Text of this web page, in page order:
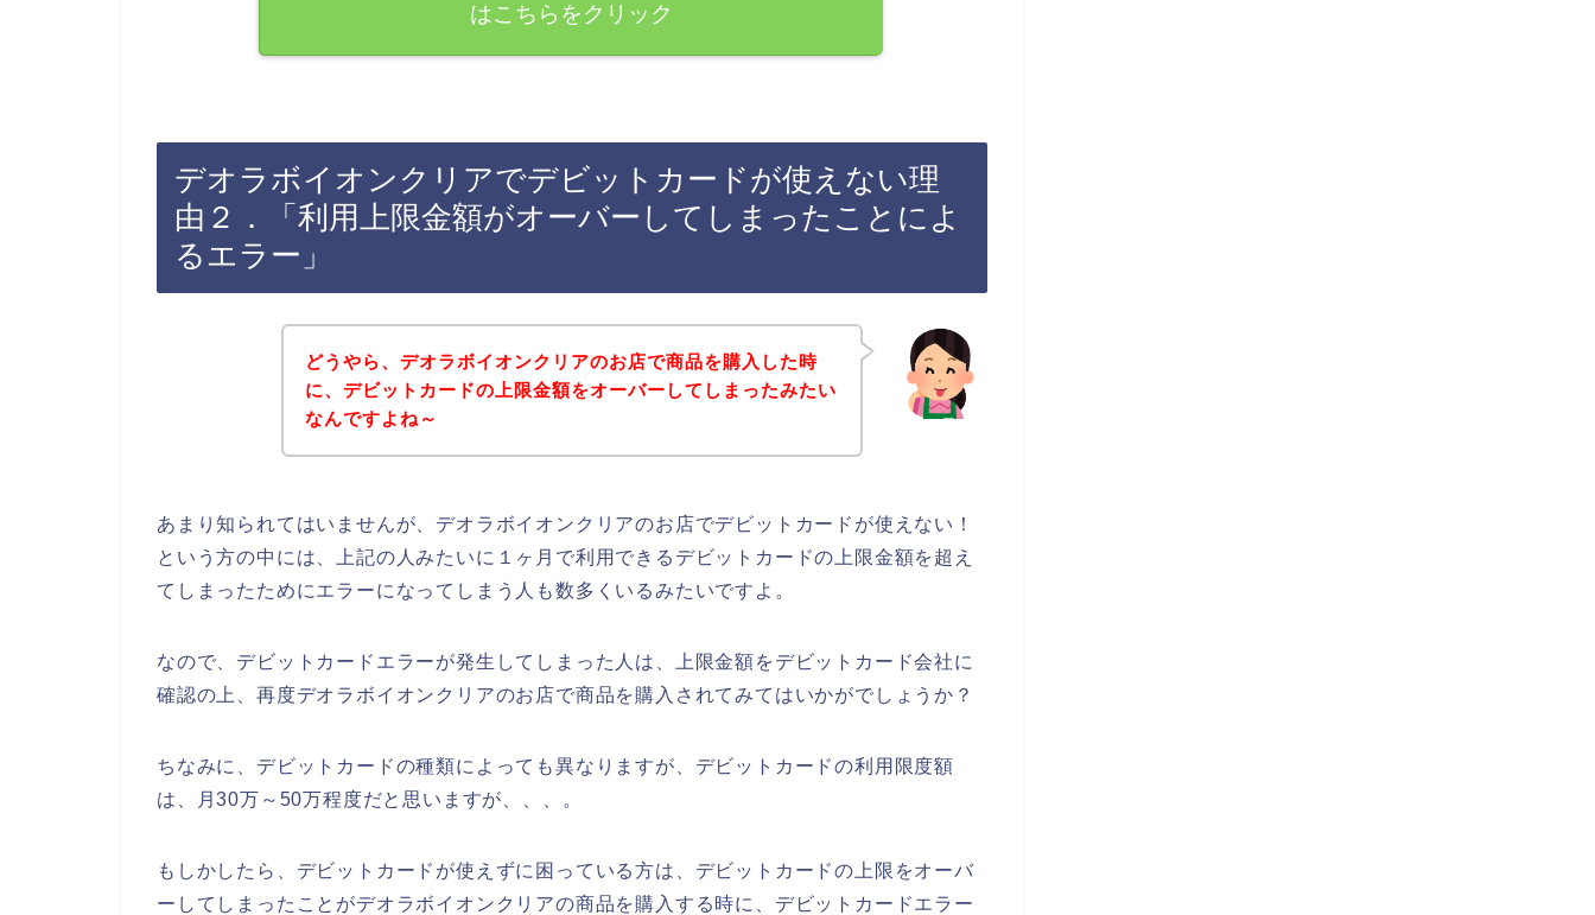
はこちらをクリック
デオラボイオンクリアでデビットカードが使えない理
由２．「利用上限金額がオーバーしてしまったことによ
るエラー」
どうやら、デオラボイオンクリアのお店で商品を購入した時
に、デビットカードの上限金額をオーバーしてしまったみたい
なんですよね～
あまり知られてはいませんが、デオラボイオンクリアのお店でデビットカードが使えない！
という方の中には、上記の人みたいに１ヶ月で利用できるデビットカードの上限金額を超え
てしまったためにエラーになってしまう人も数多くいるみたいですよ。
なので、デビットカードエラーが発生してしまった人は、上限金額をデビットカード会社に
確認の上、再度デオラボイオンクリアのお店で商品を購入されてみてはいかがでしょうか？
ちなみに、デビットカードの種類によっても異なりますが、デビットカードの利用限度額
は、月30万～50万程度だと思いますが、、、。
もしかしたら、デビットカードが使えずに困っている方は、デビットカードの上限をオーバ
ーしてしまったことがデオラボイオンクリアの商品を購入する時に、デビットカードエラー